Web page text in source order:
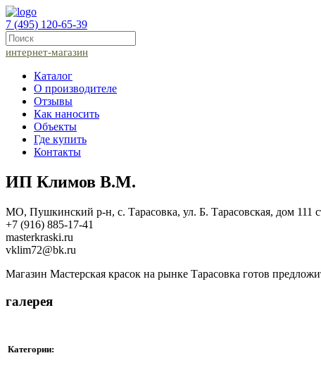
7 (495) 120-65-39
интернет-магазин
Каталог
О производителе
Отзывы
Как наносить
Объекты
Где купить
Контакты
ИП Климов В.М.
МО, Пушкинский р-н, с. Тарасовка, ул. Б. Тарасовская, дом 111
+7 (916) 885-17-41
masterkraski.ru
vklim72@bk.ru
Магазин Мастерская красок на рынке Тарасовка готов
галерея
Категории: